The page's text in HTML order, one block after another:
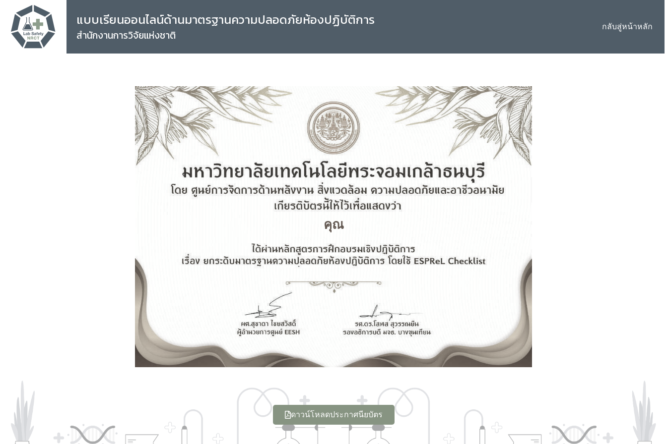
แบบเรียนออนไลน์ด้านมาตรฐานความปลอดภัยห้องปฏิบัติการ
สำนักงานการวิจัยแห่งชาติ
กลับสู่หน้าหลัก
คุณ
ดาวน์โหลดประกาศนียบัตร